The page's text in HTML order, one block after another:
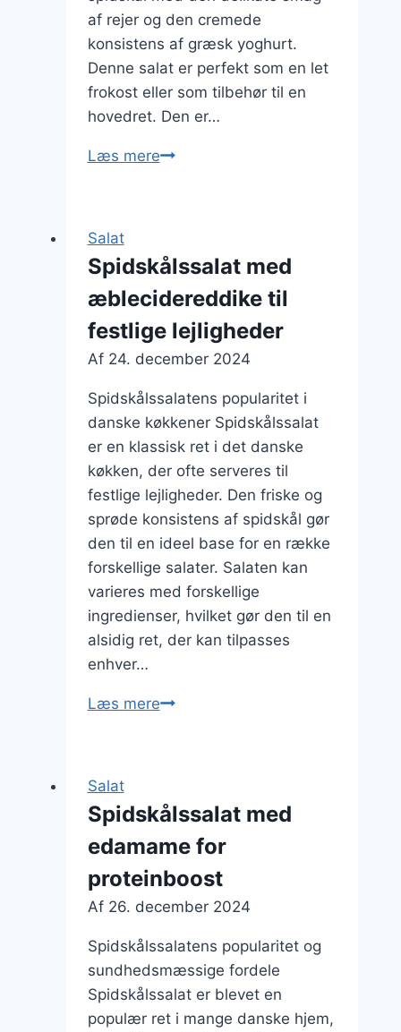
af rejer og den cremede
konsistens af græsk yoghurt.
Denne salat er perfekt som en let
frokost eller som tilbehør til en
hovedret. Den er…
Læs mereSpidskålssalat
græsk
yoghurt
Salat
Spidskålssalat med
æblecidereddike til
festlige lejligheder
Af 24. december 2024
Spidskålssalatens popularitet i
danske køkkener Spidskålssalat
er en klassisk ret i det danske
køkken, der ofte serveres til
festlige lejligheder. Den friske og
sprøde konsistens af spidskål gør
den til en ideel base for en række
forskellige salater. Salaten kan
varieres med forskellige
ingredienser, hvilket gør den til en
alsidig ret, der kan tilpasses
enhver…
Læs mereSpidskålssalat
lejligheder
Salat
Spidskålssalat med
edamame for
proteinboost
Af 26. december 2024
Spidskålssalatens popularitet og
sundhedsmæssige fordele
Spidskålssalat er blevet en
populær ret i mange danske hjem,